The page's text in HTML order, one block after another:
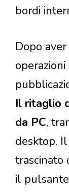
bordi
Dopo
Il ritaglio
da PC,
desktop.
il